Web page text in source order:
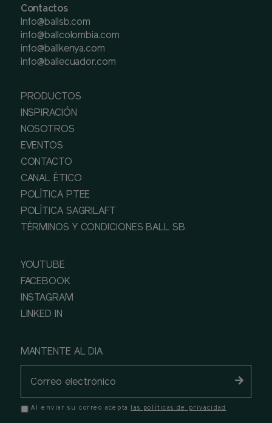
Contactos
Info@ballsb.com
info@ballcolombia.com
info@ballkenya.com
info@ballecuador.com
PRODUCTOS
INSPIRACIÓN
NOSOTROS
EVENTOS
CONTACTO
CANAL ÉTICO
POLÍTICA PTEE
POLÍTICA SAGRILAFT
TÉRMINOS Y CONDICIONES BALL SB
YOUTUBE
FACEBOOK
INSTAGRAM
LINKED IN
MANTENTE AL DIA
Al enviar su correo acepta las políticas de privacidad